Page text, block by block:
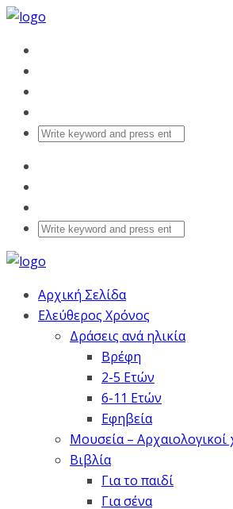
Αρχική Σελίδα
Ελεύθερος Χρόνος
Δράσεις ανά ηλικία
Βρέφη
2-5 Ετών
6-11 Ετών
Εφηβεία
Μουσεία – Αρχαιολογικοί
Βιβλία
Για το παιδί
Για σένα